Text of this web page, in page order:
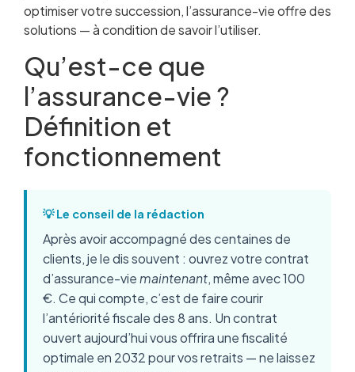
optimiser votre succession, l’assurance-vie offre des
solutions — à condition de savoir l’utiliser.
Qu’est-ce que
l’assurance-vie ?
Définition et
fonctionnement
💡 Le conseil de la rédaction
Après avoir accompagné des centaines de
clients, je le dis souvent : ouvrez votre contrat
d’assurance-viemaintenant, même avec 100
€. Ce qui compte, c’est de faire courir
l’antériorité fiscale des 8 ans. Un contrat
ouvert aujourd’hui vous offrira une fiscalité
optimale en 2032 pour vos retraits — ne laissez